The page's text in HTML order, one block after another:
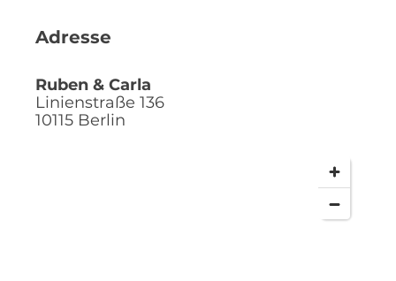
Adresse
Ruben & Carla
Linienstraße 136
10115 Berlin